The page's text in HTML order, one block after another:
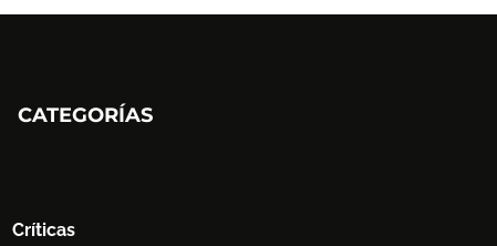
CATEGORÍAS
Críticas